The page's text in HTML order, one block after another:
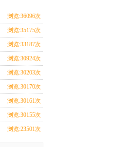
浏览:36096次
浏览:35175次
浏览:33187次
浏览:30924次
浏览:30203次
浏览:30170次
浏览:30161次
浏览:30155次
浏览:23501次